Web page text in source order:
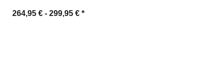
264,95 € - 299,95 € *